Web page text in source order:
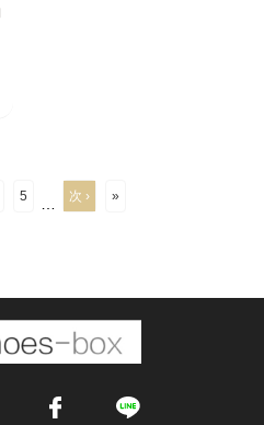
5 次 › »